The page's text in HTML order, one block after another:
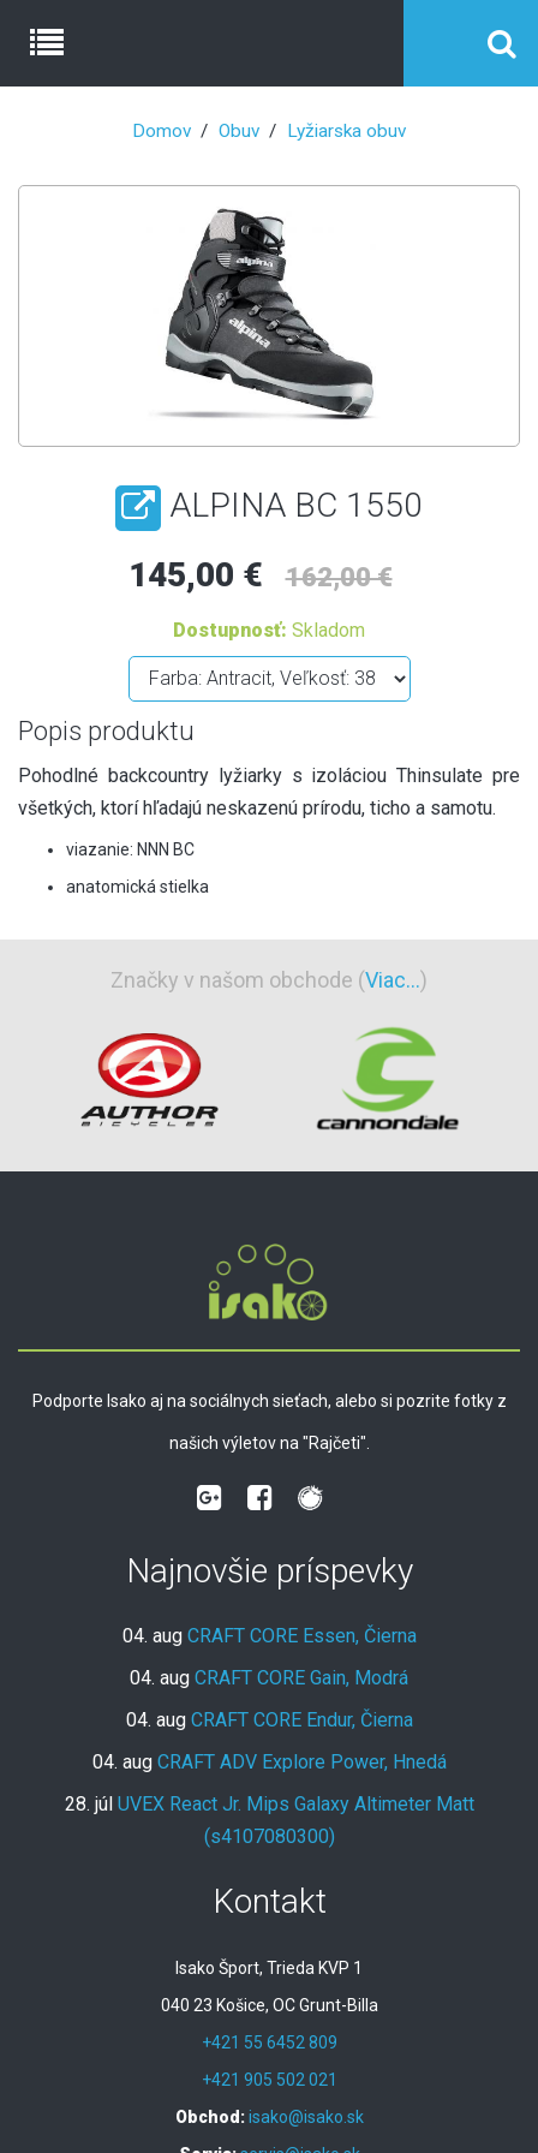
Domov Obuv Lyžiarska obuv
ALPINA BC 1550
145,00 €
162,00 €
Dostupnosť: Skladom
Popis produktu
Pohodlné backcountry lyžiarky s izoláciou Thinsulate pre
všetkých, ktorí hľadajú neskazenú prírodu, ticho a samotu.
viazanie: NNN BC
anatomická stielka
Značky v našom obchode (Viac...)
Podporte Isako aj na sociálnych sieťach, alebo si pozrite fotky z
našich výletov na "Rajčeti".
Najnovšie príspevky
04. aug CRAFT CORE Essen, Čierna
04. aug CRAFT CORE Gain, Modrá
04. aug CRAFT CORE Endur, Čierna
04. aug CRAFT ADV Explore Power, Hnedá
28. júl UVEX React Jr. Mips Galaxy Altimeter Matt
(s4107080300)
Kontakt
Isako Šport, Trieda KVP 1
040 23 Košice, OC Grunt-Billa
+421 55 6452 809
+421 905 502 021
Obchod:isako@isako.sk